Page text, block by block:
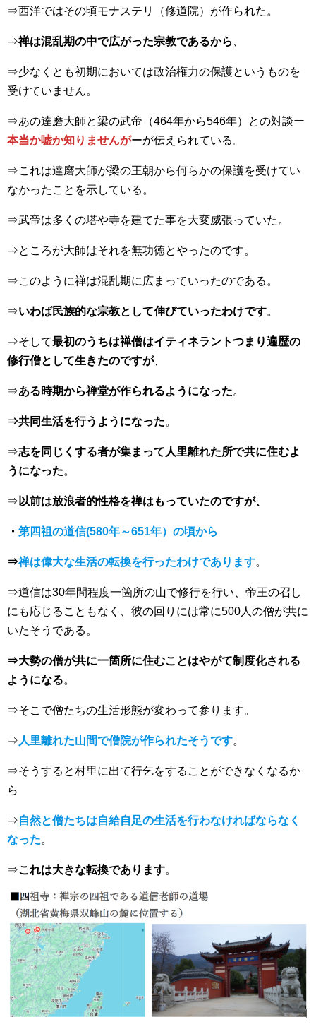
⇒西洋ではその頃モナステリ（修道院）が作られた。
⇒禅は混乱期の中で広がった宗教であるから
⇒少なくとも初期においては政治権力の保護というものを
受けていません。
⇒あの達磨大師と梁の武帝（464年から546年）との対談ー
本当か嘘か知りませんがーが伝えられている。
⇒これは達磨大師が梁の王朝から何らかの保護を受けてい
なかったことを示している。
⇒武帝は多くの塔や寺を建てた事を大変威張っていた。
⇒ところが大師はそれを無功徳とやったのです。
⇒このように禅は混乱期に広まっていったのである。
⇒いわば民族的な宗教として伸びていったわけです。
⇒そして最初のうちは禅僧はイティネラントつまり遍歴の
修行僧として生きたのですが、
⇒ある時期から禅堂が作られるようになった。
⇒共同生活を行うようになった。
⇒志を同じくする者が集まって人里離れた所で共に住むよ
うになった。
⇒ 以前は放浪者的性格を禅はもっていたのですが、
・ 第四祖の道信(580年～651年）の頃から
⇒禅は偉大な生活の転換を行ったわけであります。
⇒道信は30年間程度一箇所の山で修行を行い、帝王の召し
にも応じることもなく、彼の回りには常に500人の僧が共に
いたそうである。
⇒大勢の僧が共に一箇所に住むことはやがて制度化される
ようになる。
⇒そこで僧たちの生活形態が変わって参ります。
⇒ 人里離れた山間で僧院が作られたそうです。
⇒そうすると村里に出て行乞をすることができなくなるか
ら
⇒自然と僧たちは自給自足の生活を行わなければならなく
なった。
⇒これは大きな転換であります。